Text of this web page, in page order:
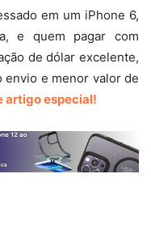
em um iPhone 6,
e quem pagar com
de dólar excelente,
envio e menor valor de
artigo especial!